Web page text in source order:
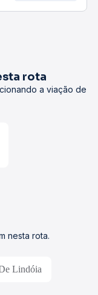
rota
a viação de
nesta rota.
Lindóia